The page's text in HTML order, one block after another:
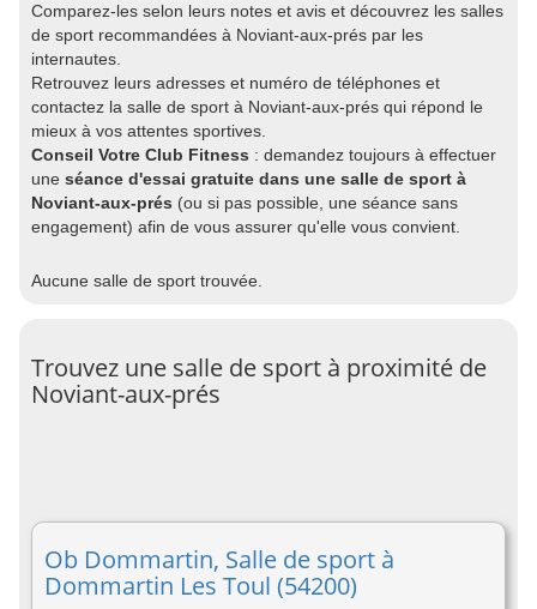
Comparez-les selon leurs notes et avis et découvrez les salles
de sport recommandées à Noviant-aux-prés par les
internautes.
Retrouvez leurs adresses et numéro de téléphones et
contactez la salle de sport à Noviant-aux-prés qui répond le
mieux à vos attentes sportives.
Conseil Votre Club Fitness : demandez toujours à effectuer
une séance d'essai gratuite dans une salle de sport à
Noviant-aux-prés (ou si pas possible, une séance sans
engagement) afin de vous assurer qu'elle vous convient.
Aucune salle de sport trouvée.
Trouvez une salle de sport à proximité de
Noviant-aux-prés
Ob Dommartin, Salle de sport à
Dommartin Les Toul (54200)